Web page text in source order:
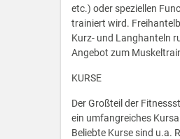
etc.) oder speziellen
trainiert wird.
Kurz- und Langhanteln
Angebot zum
KURSE
Der Großteil der
ein umfangreiches
Beliebte Kurse sind u.a.